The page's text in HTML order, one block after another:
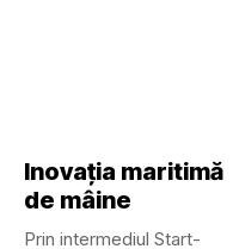
Inovația maritimă
de mâine
Prin intermediul Start-